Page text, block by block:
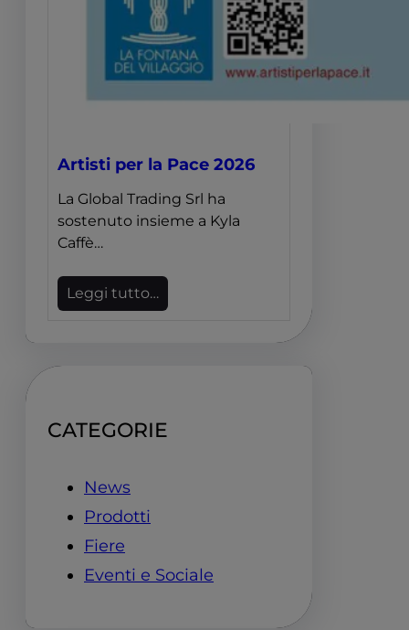
Artisti per la Pace 2026
La Global Trading Srl ha
sostenuto insieme a Kyla
Caffè…
Leggi tutto…
CATEGORIE
News
Prodotti
Fiere
Eventi e Sociale